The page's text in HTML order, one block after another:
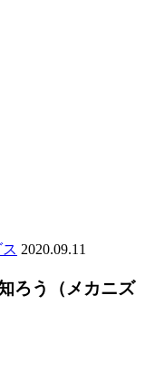
2020.09.11
ろう（メカニズ